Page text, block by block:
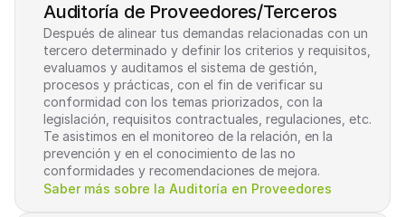
Auditoría de Proveedores/Terceros
Después de alinear tus demandas relacionadas con un
tercero determinado y definir los criterios y requisitos,
evaluamos y auditamos el sistema de gestión,
procesos y prácticas, con el fin de verificar su
conformidad con los temas priorizados, con la
legislación, requisitos contractuales, regulaciones, etc.
Te asistimos en el monitoreo de la relación, en la
prevención y en el conocimiento de las no
conformidades y recomendaciones de mejora.
Saber más sobre la Auditoría en Proveedores